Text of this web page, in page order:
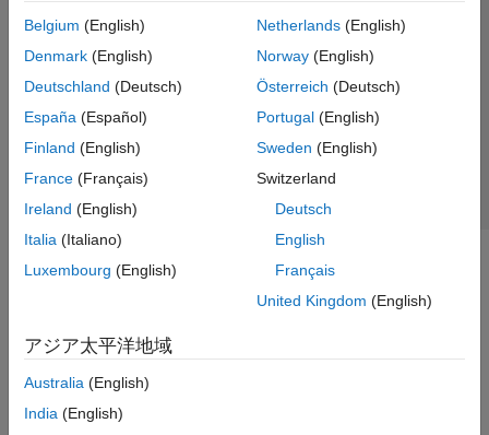
Belgium (English)
Denmark (English)
Deutschland (Deutsch)
España (Español)
Finland (English)
France (Français)
Ireland (English)
Italia (Italiano)
Luxembourg (English)
Netherlands(English)
Norway(English)
Österreich (Deutsch)
Portugal(English)
Sweden (English)
Switzerland
Deutsch
English
Français
United Kingdom (English)
アジア太平洋地域
Australia (English)
India (English)
トラストセンター
プライバシー ポリシー
違法コピー防止
アプリケーション ステータス
© 1994-2026 The MathWorks, Inc.